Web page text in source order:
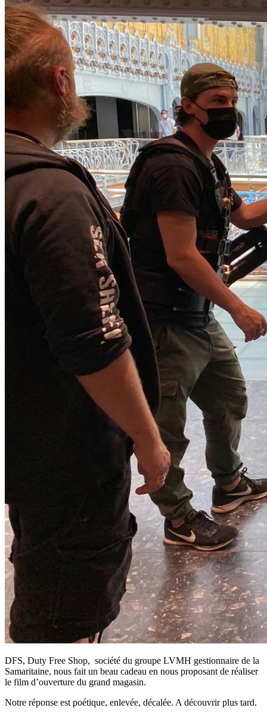
DFS, Duty Free Shop, société du groupe LVMH gestionnaire de la
Samaritaine, nous fait un beau cadeau en nous proposant de réaliser
le film d’ouverture du grand magasin.
Notre réponse est poétique, enlevée, décalée. A découvrir plus tard.